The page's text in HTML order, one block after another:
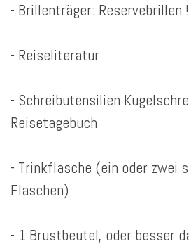
- Brillenträger: Reservebrillen !
- Reiseliteratur
- Schreibutensilien
Reisetagebuch
- Trinkflasche (ein oder zwei
Flaschen)
- 1 Brustbeutel, oder besser